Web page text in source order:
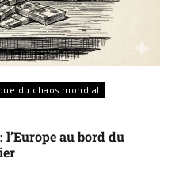
du chaos mondial
au bord du